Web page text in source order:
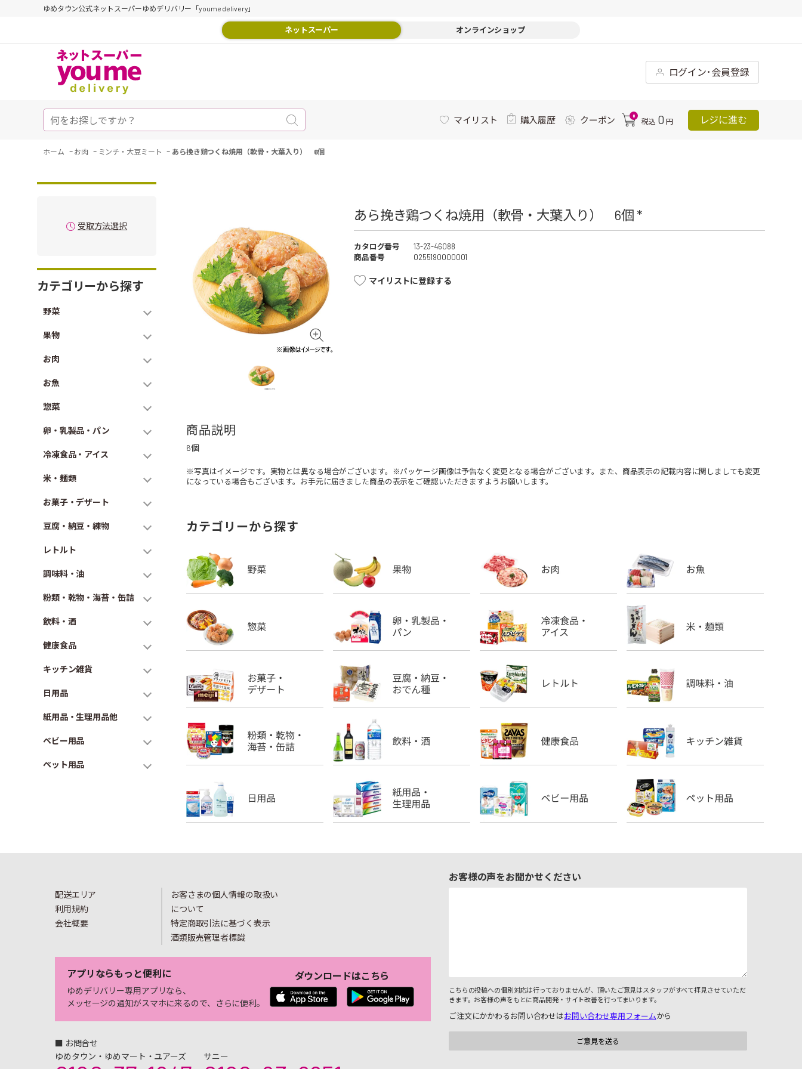
ゆめタウン公式ネットスーパーゆめデリバリー「youme delivery」
ネットスーパー オンラインショップ
ログイン･会員登録
マイリスト 購入履歴 クーポン 0
税込 0 円 レジに進む
ホーム - お肉 - ミンチ・大豆ミート - あら挽き鶏つくね焼用（軟骨・大葉入り） 6個
受取方法選択
カテゴリーから探す
野菜
果物
お肉
お魚
惣菜
卵・乳製品・パン
冷凍食品・アイス
米・麺類
お菓子・デザート
豆腐・納豆・練物
レトルト
調味料・油
粉類・乾物・海苔・缶詰
飲料・酒
健康食品
キッチン雑貨
日用品
紙用品・生理用品他
ベビー用品
ペット用品
あら挽き鶏つくね焼用（軟骨・大葉入り） 6個 *
カタログ番号
13-23-46088
商品番号
0255190000001
マイリストに登録する
商品説明
6個
※写真はイメージです。実物とは異なる場合がございます。※パッケージ画像は予告なく変更となる場合がございます。また、商品表示の記載内容に関しましても変更
になっている場合もございます。お手元に届きました商品の表示をご確認いただきますようお願いします。
カテゴリーから探す
配送エリア
利用規約
会社概要
お客さまの個人情報の取扱い
について
特定商取引法に基づく表示
酒類販売管理者標識
アプリならもっと便利に
ゆめデリバリー専用アプリなら、
メッセージの通知がスマホに来るので、さらに便利。
ダウンロードはこちら
■ お問合せ
ゆめタウン・ゆめマート・ユアーズ
サニー
お客様の声をお聞かせください
こちらの投稿への個別対応は行っておりませんが、頂いたご意見はスタッフがすべて拝見させていただ
きます。お客様の声をもとに商品開発・サイト改善を行ってまいります。
ご注文にかかわるお問い合わせはお問い合わせ専用フォームから